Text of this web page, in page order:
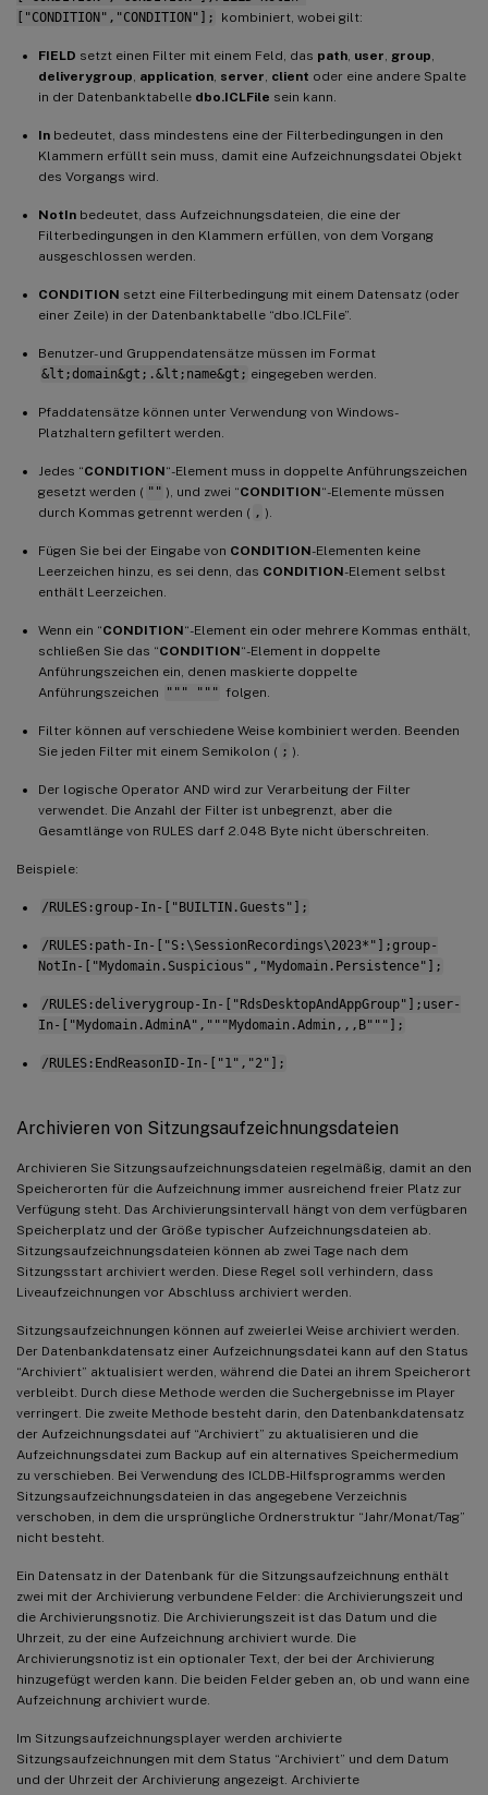
["CONDITION","CONDITION"];
kombiniert, wobei gilt:
FIELD setzt einen Filter mit einem Feld, das path user group
deliverygroup application server client oder eine andere Spalte
in der Datenbanktabelle dbo.ICLFile sein kann.
In bedeutet, dass mindestens eine der Filterbedingungen in den
Klammern erfüllt sein muss, damit eine Aufzeichnungsdatei Objekt
des Vorgangs wird.
NotIn bedeutet, dass Aufzeichnungsdateien, die eine der
Filterbedingungen in den Klammern erfüllen, von dem Vorgang
ausgeschlossen werden.
CONDITION setzt eine Filterbedingung mit einem Datensatz (oder
einer Zeile) in der Datenbanktabelle “dbo.ICLFile”.
Benutzer- und Gruppendatensätze müssen im Format
&lt;domain&gt;.&lt;name&gt; eingegeben werden.
Pfaddatensätze können unter Verwendung von Windows-
Platzhaltern gefiltert werden.
Jedes “CONDITION“-Element muss in doppelte Anführungszeichen
gesetzt werden ( "" ), und zwei “CONDITION“-Elemente müssen
durch Kommas getrennt werden ( , ).
Fügen Sie bei der Eingabe von CONDITION-Elementen keine
Leerzeichen hinzu, es sei denn, das CONDITION-Element selbst
enthält Leerzeichen.
Wenn ein “CONDITION“-Element ein oder mehrere Kommas enthält,
schließen Sie das “CONDITION“-Element in doppelte
Anführungszeichen ein, denen maskierte doppelte
Anführungszeichen
""" """ folgen.
Filter können auf verschiedene Weise kombiniert werden. Beenden
Sie jeden Filter mit einem Semikolon ( ; ).
Der logische Operator AND wird zur Verarbeitung der Filter
verwendet. Die Anzahl der Filter ist unbegrenzt, aber die
Gesamtlänge von RULES darf 2.048 Byte nicht überschreiten.
Beispiele:
/RULES:group-In-["BUILTIN.Guests"];
/RULES:path-In-["S:\SessionRecordings\2023*"];group-
NotIn-["Mydomain.Suspicious","Mydomain.Persistence"];
/RULES:deliverygroup-In-["RdsDesktopAndAppGroup"];user-
In-["Mydomain.AdminA","""Mydomain.Admin,,,B"""];
/RULES:EndReasonID-In-["1","2"];
Archivieren von Sitzungsaufzeichnungsdateien
Archivieren Sie Sitzungsaufzeichnungsdateien regelmäßig, damit an den
Speicherorten für die Aufzeichnung immer ausreichend freier Platz zur
Verfügung steht. Das Archivierungsintervall hängt von dem verfügbaren
Speicherplatz und der Größe typischer Aufzeichnungsdateien ab.
Sitzungsaufzeichnungsdateien können ab zwei Tage nach dem
Sitzungsstart archiviert werden. Diese Regel soll verhindern, dass
Liveaufzeichnungen vor Abschluss archiviert werden.
Sitzungsaufzeichnungen können auf zweierlei Weise archiviert werden.
Der Datenbankdatensatz einer Aufzeichnungsdatei kann auf den Status
“Archiviert” aktualisiert werden, während die Datei an ihrem Speicherort
verbleibt. Durch diese Methode werden die Suchergebnisse im Player
verringert. Die zweite Methode besteht darin, den Datenbankdatensatz
der Aufzeichnungsdatei auf “Archiviert” zu aktualisieren und die
Aufzeichnungsdatei zum Backup auf ein alternatives Speichermedium
zu verschieben. Bei Verwendung des ICLDB-Hilfsprogramms werden
Sitzungsaufzeichnungsdateien in das angegebene Verzeichnis
verschoben, in dem die ursprüngliche Ordnerstruktur “Jahr/Monat/Tag”
nicht besteht.
Ein Datensatz in der Datenbank für die Sitzungsaufzeichnung enthält
zwei mit der Archivierung verbundene Felder: die Archivierungszeit und
die Archivierungsnotiz. Die Archivierungszeit ist das Datum und die
Uhrzeit, zu der eine Aufzeichnung archiviert wurde. Die
Archivierungsnotiz ist ein optionaler Text, der bei der Archivierung
hinzugefügt werden kann. Die beiden Felder geben an, ob und wann eine
Aufzeichnung archiviert wurde.
Im Sitzungsaufzeichnungsplayer werden archivierte
Sitzungsaufzeichnungen mit dem Status “Archiviert” und dem Datum
und der Uhrzeit der Archivierung angezeigt. Archivierte